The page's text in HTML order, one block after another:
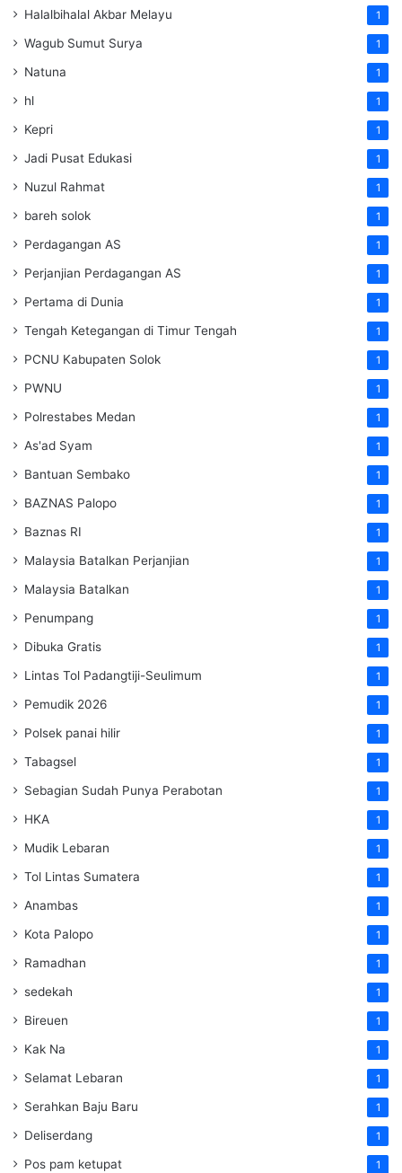
Halalbihalal Akbar Melayu 1
Wagub Sumut Surya 1
Natuna 1
hl 1
Kepri 1
Jadi Pusat Edukasi 1
Nuzul Rahmat 1
bareh solok 1
Perdagangan AS 1
Perjanjian Perdagangan AS 1
Pertama di Dunia 1
Tengah Ketegangan di Timur Tengah 1
PCNU Kabupaten Solok 1
PWNU 1
Polrestabes Medan 1
As'ad Syam 1
Bantuan Sembako 1
BAZNAS Palopo 1
Baznas RI 1
Malaysia Batalkan Perjanjian 1
Malaysia Batalkan 1
Penumpang 1
Dibuka Gratis 1
Lintas Tol Padangtiji-Seulimum 1
Pemudik 2026 1
Polsek panai hilir 1
Tabagsel 1
Sebagian Sudah Punya Perabotan 1
HKA 1
Mudik Lebaran 1
Tol Lintas Sumatera 1
Anambas 1
Kota Palopo 1
Ramadhan 1
sedekah 1
Bireuen 1
Kak Na 1
Selamat Lebaran 1
Serahkan Baju Baru 1
Deliserdang 1
Pos pam ketupat 1